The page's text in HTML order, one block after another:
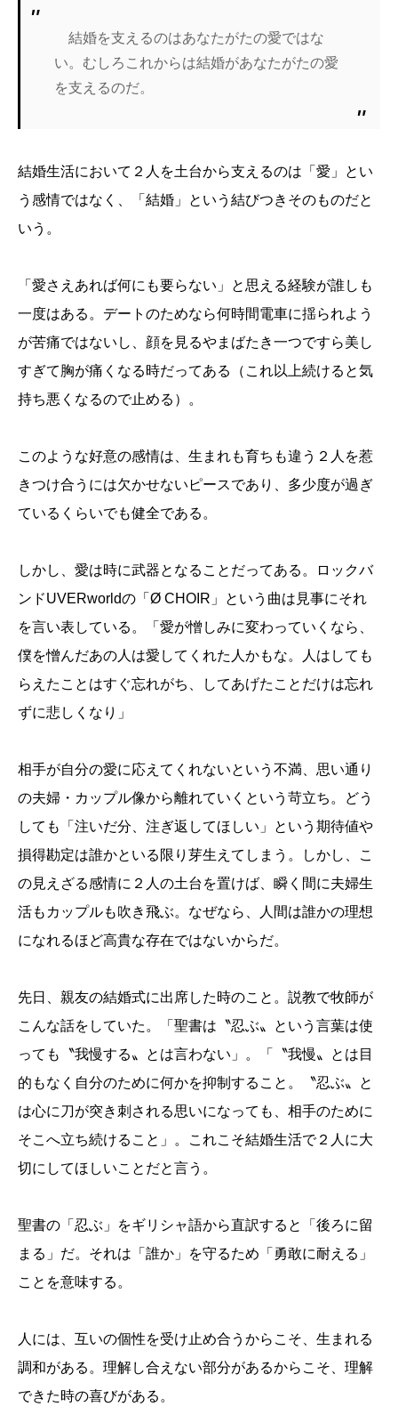
結婚を支えるのはあなたがたの愛ではな
い。むしろこれからは結婚があなたがたの愛
を支えるのだ。
結婚生活において２人を土台から支えるのは「愛」とい
う感情ではなく、「結婚」という結びつきそのものだと
いう。
「愛さえあれば何にも要らない」と思える経験が誰しも
一度はある。デートのためなら何時間電車に揺られよう
が苦痛ではないし、顔を見るやまばたき一つですら美し
すぎて胸が痛くなる時だってある（これ以上続けると気
持ち悪くなるので止める）。
このような好意の感情は、生まれも育ちも違う２人を惹
きつけ合うには欠かせないピースであり、多少度が過ぎ
ているくらいでも健全である。
しかし、愛は時に武器となることだってある。ロックバ
ンドUVERworldの「Ø CHOIR」という曲は見事にそれ
を言い表している。「愛が憎しみに変わっていくなら、
僕を憎んだあの人は愛してくれた人かもな。人はしても
らえたことはすぐ忘れがち、してあげたことだけは忘れ
ずに悲しくなり」
相手が自分の愛に応えてくれないという不満、思い通り
の夫婦・カップル像から離れていくという苛立ち。どう
しても「注いだ分、注ぎ返してほしい」という期待値や
損得勘定は誰かといる限り芽生えてしまう。しかし、こ
の見えざる感情に２人の土台を置けば、瞬く間に夫婦生
活もカップルも吹き飛ぶ。なぜなら、人間は誰かの理想
になれるほど高貴な存在ではないからだ。
先日、親友の結婚式に出席した時のこと。説教で牧師が
こんな話をしていた。「聖書は〝忍ぶ〟という言葉は使
っても〝我慢する〟とは言わない」。「〝我慢〟とは目
的もなく自分のために何かを抑制すること。〝忍ぶ〟と
は心に刀が突き刺される思いになっても、相手のために
そこへ立ち続けること」。これこそ結婚生活で２人に大
切にしてほしいことだと言う。
聖書の「忍ぶ」をギリシャ語から直訳すると「後ろに留
まる」だ。それは「誰か」を守るため「勇敢に耐える」
ことを意味する。
人には、互いの個性を受け止め合うからこそ、生まれる
調和がある。理解し合えない部分があるからこそ、理解
できた時の喜びがある。